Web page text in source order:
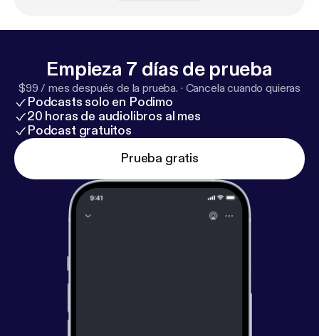
Empieza 7 días de prueba
$99 / mes después de la prueba. · Cancela cuando quieras
Podcasts solo en Podimo
20 horas de audiolibros al mes
Podcast gratuitos
Prueba gratis